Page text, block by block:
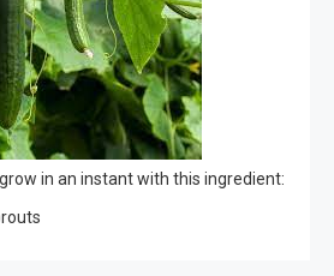
in an instant with this ingredient: